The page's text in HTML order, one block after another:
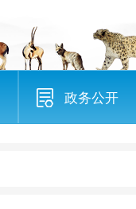
政务公开